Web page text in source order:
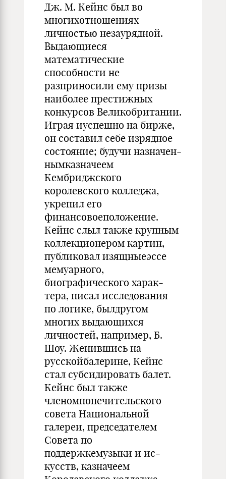
Дж. М. Кейнс был во
многихотношениях
личностью незаурядной.
Выдающиеся
математические
способности не
разприносили ему при­зы
наиболее престижных
конкурсов Великобритании.
Играя иуспешно на бирже,
он составил себе изрядное
состояние; будучи назначен­
нымказначеем
Кембриджского
королевского колледжа,
укрепил его
финансовоеположение.
Кейнс слыл также крупным
коллекционером картин,
публиковал изящныеэссе
мемуарного,
биографического харак­
тера, писал исследования
по логике, былдругом
многих выдающихся
личностей, например, Б.
Шоу. Женившись на
русскойбалерине, Кейнс
стал субсидировать балет.
Кейнс был также
членомпопечительского
совета Националь­ной
галереи, председателем
Совета по
поддержкемузыки и ис­
кусств, казначеем